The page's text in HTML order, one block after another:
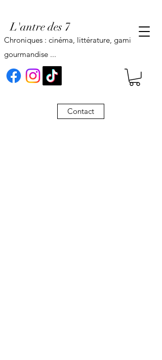
L'antre des 7
Contact
Chroniques : cinéma, littérature, gaming,
gourmandise ...